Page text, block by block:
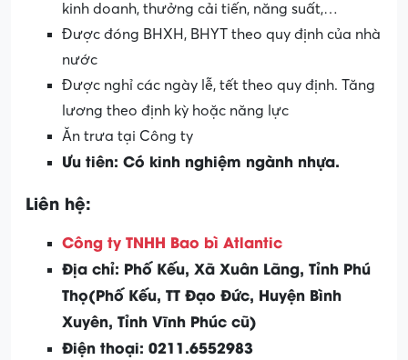
kinh doanh, thưởng cải tiến, năng suất,…
Được đóng BHXH, BHYT theo quy định của nhà
nước
Được nghỉ các ngày lễ, tết theo quy định. Tăng
lương theo định kỳ hoặc năng lực
Ăn trưa tại Công ty
Ưu tiên: Có kinh nghiệm ngành nhựa.
Liên hệ:
Công ty TNHH Bao bì Atlantic
Địa chỉ: Phố Kếu, Xã Xuân Lãng, Tỉnh Phú
Thọ(Phố Kếu, TT Đạo Đức, Huyện Bình
Xuyên, Tỉnh Vĩnh Phúc cũ)
Điện thoại: 0211.6552983